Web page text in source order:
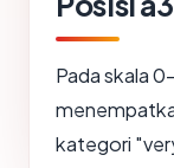
Pada skala
kategori